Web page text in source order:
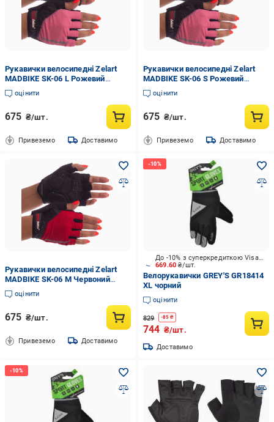
Рукавички велосипедні Zelart
MADBIKE SK-06 L Рожевий
(DR005242)
оцінити
675 ₴/шт.
Привеземо Доставимо
Рукавички велосипедні Zelart
MADBIKE SK-06 S Рожевий
(DR005243)
оцінити
675 ₴/шт.
Привеземо Доставимо
Рукавички велосипедні Zelart
MADBIKE SK-06 M Червоний
(DR005240)
оцінити
675 ₴/шт.
Привеземо Доставимо
669.60₴/шт.
До -10% з суперкредиткою Visa Вигода
Велорукавички GREY'S GR18414
XL чорний
оцінити
829 -85 ₴
744 ₴/шт.
Доставимо